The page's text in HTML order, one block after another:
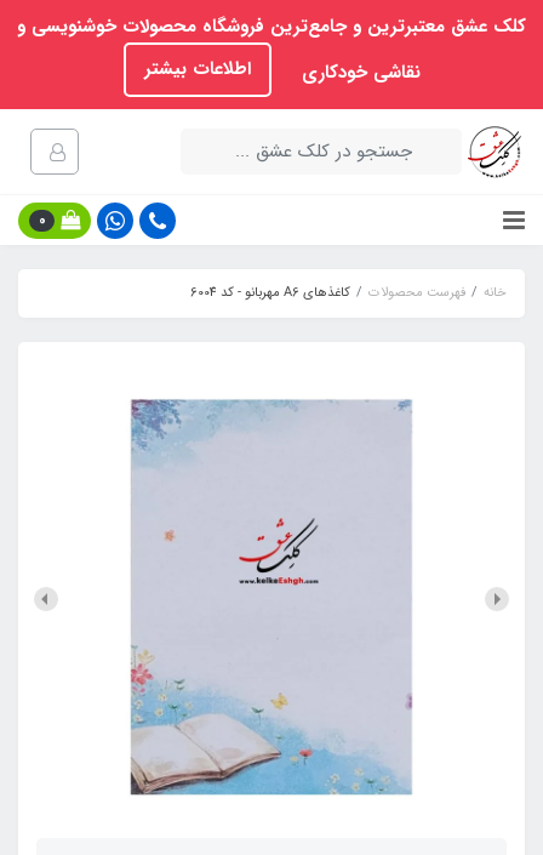
کلک عشق معتبرترین و جامع‌ترین فروشگاه محصولات خوشنویسی و
نقاشی خودکاری
اطلاعات بیشتر
0
خانه فهرست محصولات کاغذهای A6 مهربانو - کد 6004